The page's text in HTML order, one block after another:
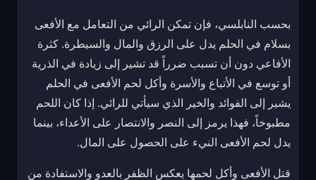
بحسب النابلسي، فإن تمكن الرائي من التعامل مع الأفعى
بسلام في الحلم يدل على الرزق والمال والسيطرة. كثرة
الأفاعي دون أن تسبب ضرراً قد تشير إلى زيادة في الذرية
أو توسع في الأتباع والأسرة وأكل لحم الأفعى في الحلم
يشير إلى الفوائد والخير الذي سيأتي للرائي. إذا كان اللحم
مطبوخاً، فهذا يرمز إلى النصر والانتصار على الأعداء، بينما
يدل لحم الأفعى النيء على الحصول على المال.
قتل الأفعى وأكل لحمها يعكس الظفر بالعدو والاستفادة من